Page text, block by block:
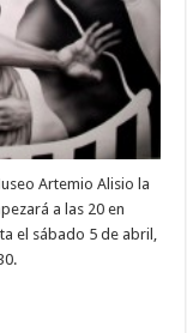
Artemio Alisio la
a las 20 en
el sábado 5 de abril,